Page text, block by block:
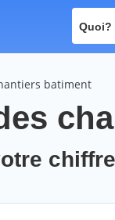
Quoi?
batiment